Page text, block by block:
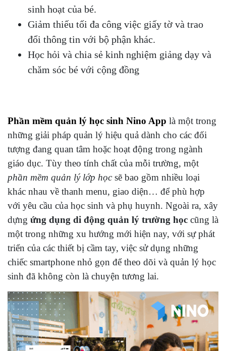
sinh hoạt của bé.
Giảm thiếu tối đa công việc giấy tờ và trao
đổi thông tin với bộ phận khác.
Học hỏi và chia sẻ kinh nghiệm giảng dạy và
chăm sóc bé với cộng đồng
Phần mềm quản lý học sinh Nino App là một trong
những giải pháp quản lý hiệu quả dành cho các đối
tượng đang quan tâm hoặc hoạt động trong ngành
giáo dục. Tùy theo tính chất của mỗi trường, một
phần mềm quản lý lớp học sẽ bao gồm nhiều loại
khác nhau về thanh menu, giao diện… để phù hợp
với yêu cầu của học sinh và phụ huynh. Ngoài ra, xây
dựng ứng dụng di động quản lý trường học cũng là
một trong những xu hướng mới hiện nay, với sự phát
triển của các thiết bị cầm tay, việc sử dụng những
chiếc smartphone nhỏ gọn để theo dõi và quản lý học
sinh đã không còn là chuyện tương lai.